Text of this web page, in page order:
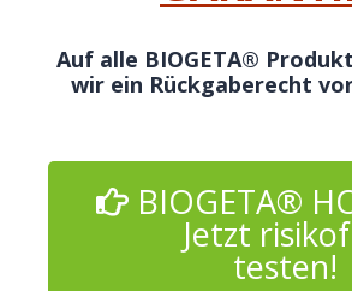
Auf alle BIOGETA®
wir ein Rückgaberecht
BIOGETA®
Jetzt
testen!